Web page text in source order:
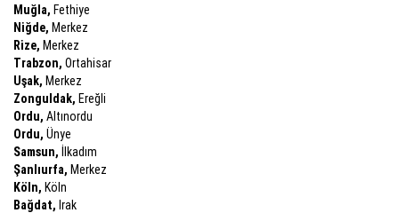
Muğla, Fethiye
Niğde, Merkez
Rize, Merkez
Trabzon, Ortahisar
Uşak, Merkez
Zonguldak, Ereğli
Ordu, Altınordu
Ordu, Ünye
Samsun, İlkadım
Şanlıurfa, Merkez
Köln, Köln
Bağdat, Irak